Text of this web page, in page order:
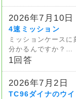
2026年7月10日
4速ミッション
ミッションケース
分かるんですか？…
1回答
2026年7月2日
TC96ダイナのウイ